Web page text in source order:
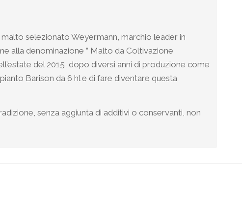
selezionato Weyermann, marchio leader in
alla denominazione ” Malto da Coltivazione
del 2015, dopo diversi anni di produzione come
Barison da 6 hl e di fare diventare questa
senza aggiunta di additivi o conservanti, non